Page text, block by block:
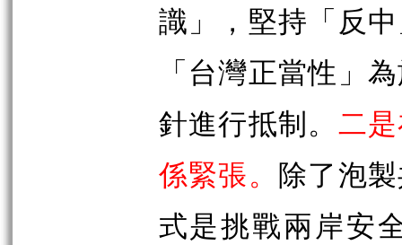
識」，堅持「反
「台灣正當性」
針進行抵制。 二
係緊張。 除了泡
式是挑戰兩岸安